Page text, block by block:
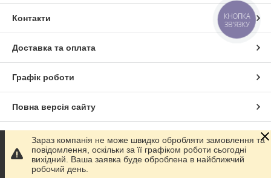
Контакти
Доставка та оплата
Графік роботи
Повна версія сайту
Сайт створено на маркетплейсі Prom.ua
Політика конфіденційності
Зараз компанія не може швидко обробляти замовлення та
повідомлення, оскільки за її графіком роботи сьогодні
вихідний. Ваша заявка буде оброблена в найближчий
робочий день.
КНОПКА
ЗВ'ЯЗКУ